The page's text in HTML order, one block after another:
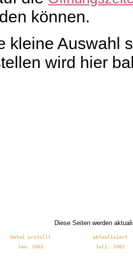
können.
kleine Auswahl
wird hier
Diese Seiten werden
Datei erstellt
aktualisiert
Jan. 2001
Juli. 2002